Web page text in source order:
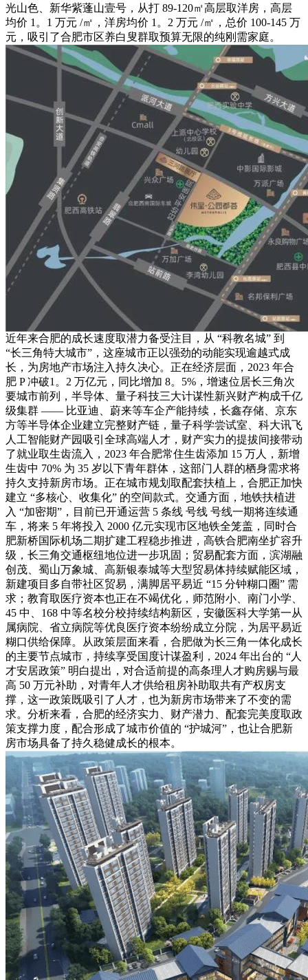
光山色、新华紫蓬山壹号，从打 89-120㎡高层取洋房，高层
均价 1。1 万元 /㎡，洋房均价 1。2 万元 /㎡，总价 100-145 万
元，吸引了合肥市区养白叟群取预算无限的纯刚需家庭。
近年来合肥的成长速度取潜力备受注目，从 “科教名城” 到
“长三角特大城市”，这座城市正以强劲的动能实现逾越式成
长，为房地产市场注入持久决心。正在经济层面，2023 年合
肥 P 冲破1。2 万亿元，同比增加 8。5%，增速位居长三角次
要城市前列，半导体、量子科技三大计谋性新兴财产构成千亿
级集群 —— 比亚迪、蔚来等车企产能持续，长鑫存储、京东
方等半导体企业建立完整财产链，量子科学尝试室、科大讯飞
人工智能财产园吸引全球高端人才，财产实力的提拔间接带动
了就业取生齿流入，2023 年合肥常住生齿添加 15 万人，新增
生齿中 70% 为 35 岁以下青年群体，这部门人群的栖身需求将
持久支持新房市场。正在城市规划取配套扶植上，合肥正加快
建立 “多核心、收集化” 的空间款式。交通方面，地铁扶植进
入 “加密期”，目前已开通运营 5 条线 号线 号线一期将连续通
车，将来 5 年将投入 2000 亿元实现市区地铁全笼盖，同时合
肥新桥国际机场二期扩建工程稳步推进，高铁合肥南坐扩容升
级，长三角交通枢纽地位进一步巩固；贸易配套方面，滨湖融
创茂、蜀山万象城、高新银泰城等大型贸易体持续赋能区域，
新建项目多自带社区贸易，满脚居平易近 “15 分钟糊口圈” 需
求；教育取医疗资本也正在不竭优化，师范附小、南门小学、
45 中、168 中等名校分校持续结构新区，安徽医科大学第一从
属病院、省立病院等优良医疗资本纷纷成立分院，为居平易近
糊口供给保障。从政策层面来看，合肥做为长三角一体化成长
的主要节点城市，持续享受国度计谋盈利，2024 年出台的 “人
才安居政策” 明白提出，对合适前提的高条理人才购房赐与最
高 50 万元补助，对青年人才供给租房补助取共有产权房支
撑，这一政策既吸引了人才，也为新房市场带来了不变的需
求。分析来看，合肥的经济实力、财产潜力、配套完美度取政
策支撑力度，配合形成了城市价值的 “护城河”，也让合肥新
房市场具备了持久稳健成长的根本。